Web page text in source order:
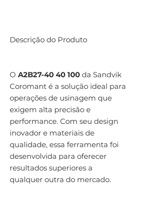
Descrição do Produto
O A2B27-40 40 100 da Sandvik
Coromant é a solução ideal para
operações de usinagem que
exigem alta precisão e
performance. Com seu design
inovador e materiais de
qualidade, essa ferramenta foi
desenvolvida para oferecer
resultados superiores a
qualquer outra do mercado.